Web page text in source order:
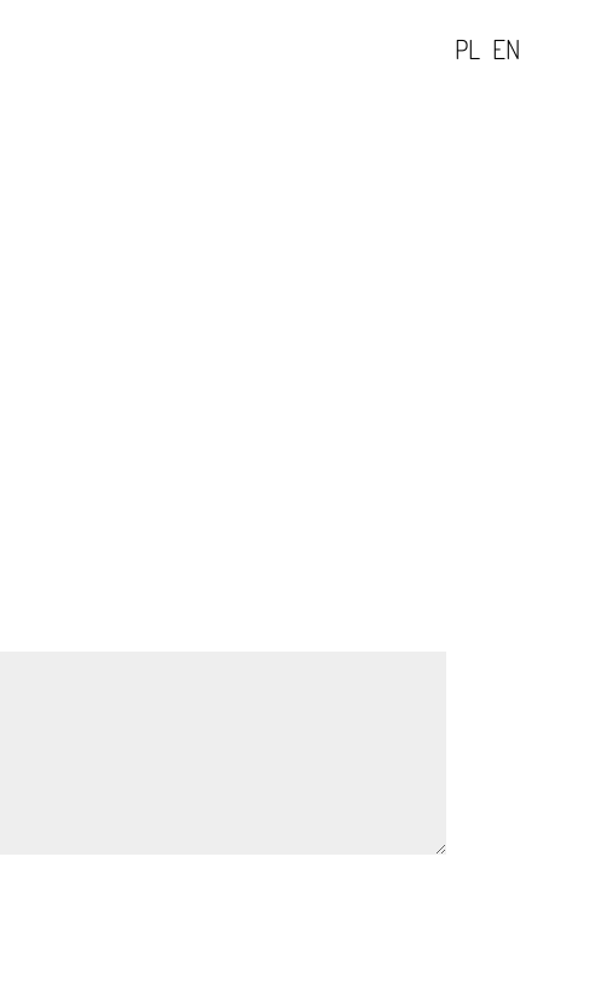
PL EN